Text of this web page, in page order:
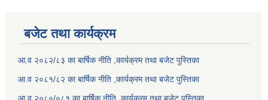
बजेट तथा कार्यक्रम
आ.व २०८२/८३ का बार्षिक नीति ,कार्यक्रम तथा बजेट पुस्तिका
आ.व २०८१/८२ का बार्षिक नीति ,कार्यक्रम तथा बजेट पुस्तिका